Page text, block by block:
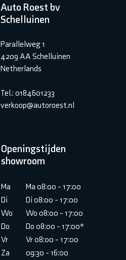
Auto Roest bv
Schelluinen
Parallelweg 1
4209 AA Schelluinen
Netherlands
Tel.: 0184601233
verkoop@autoroest.nl
Openingstijden
showroom
Ma
Ma 08:00 - 17:00
Di
Di 08:00 - 17:00
Wo
Wo 08:00 - 17:00
Do
Do 08:00 - 17:00*
Vr
Vr 08:00 - 17:00
Za
09:30 - 16:00